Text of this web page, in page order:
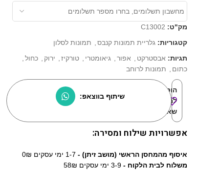
מק"ט: C13002
קטגוריות: גלריית תמונות קנבס
תמונות לסלון
תגיות: אבסטרקט אפור גיאומטרי טורקיז ירוק כחול
כתום
תמונות לרוחב
הוסף
למוצרים
שאהבתי:
שיתוף בווצאפ:
אפשרויות שילוח ומסירה:
איסוף מהמחסן הראשי (מושב זיתן) -
משלוח לבית הלקוח - 3-9 ימי עסקים 58₪